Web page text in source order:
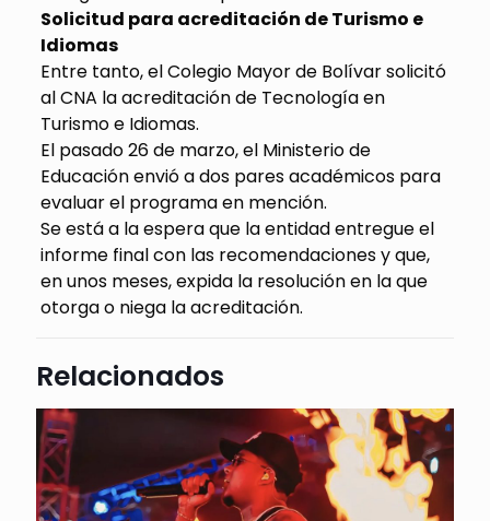
Solicitud para acreditación de Turismo e
Idiomas
Entre tanto, el Colegio Mayor de Bolívar solicitó
al CNA la acreditación de Tecnología en
Turismo e Idiomas.
El pasado 26 de marzo, el Ministerio de
Educación envió a dos pares académicos para
evaluar el programa en mención.
Se está a la espera que la entidad entregue el
informe final con las recomendaciones y que,
en unos meses, expida la resolución en la que
otorga o niega la acreditación.
Relacionados